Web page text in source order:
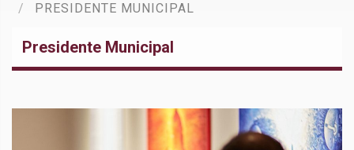
PRESIDENTE MUNICIPAL
Presidente Municipal